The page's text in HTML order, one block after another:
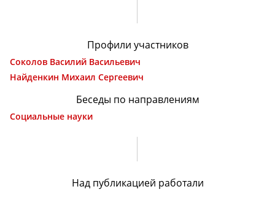
Профили участников
Соколов Василий Васильевич
Найденкин Михаил Сергеевич
Беседы по направлениям
Социальные науки
Над публикацией работали